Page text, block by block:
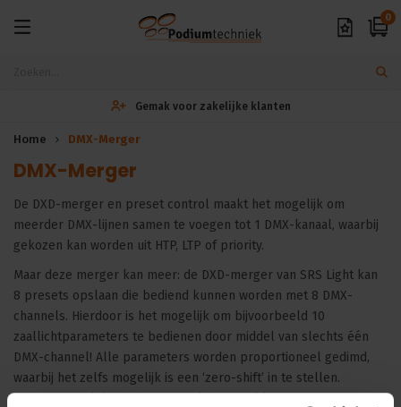
0
Gemak voor zakelijke klanten
Home DMX-Merger
DMX-Merger
De DXD-merger en preset control maakt het mogelijk om
meerder DMX-lijnen samen te voegen tot 1 DMX-kanaal, waarbij
gekozen kan worden uit HTP, LTP of priority.
Maar deze merger kan meer: de DXD-merger van SRS Light kan
8 presets opslaan die bediend kunnen worden met 8 DMX-
channels. Hierdoor is het mogelijk om bijvoorbeeld 10
zaallichtparameters te bedienen door middel van slechts één
DMX-channel! Alle parameters worden proportioneel gedimd,
waarbij het zelfs mogelijk is een ‘zero-shift’ in te stellen.
Hiermee word de minimumwaarde ingesteld van een DMX-